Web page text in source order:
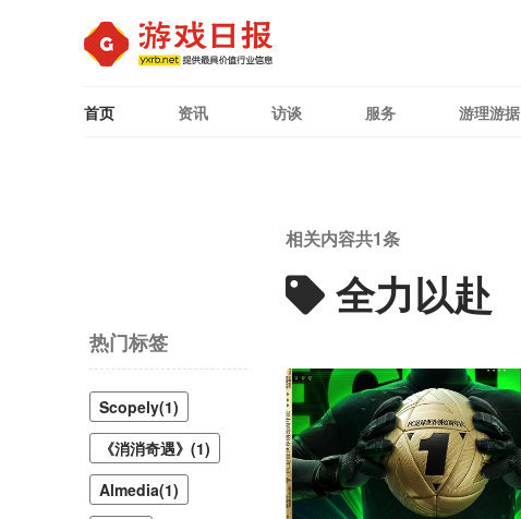
首页 资讯 访谈 服务 游理游据
热门标签
Scopely(1)
《消消奇遇》(1)
Almedia(1)
相关内容共1条
全力以赴